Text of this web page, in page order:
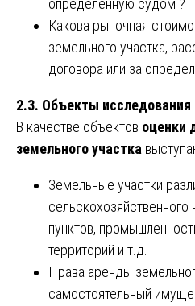
определённую судом ?
Какова рыночная
земельного участка,
договора или за
2.3. Объекты исследования
В качестве объектов оценки
земельного участка
Земельные участки
сельскохозяйственного
пунктов,
территорий и т.д.
Права аренды
самостоятельный